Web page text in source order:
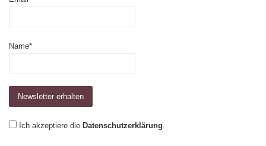
Name*
Ich akzeptiere die Datenschutzerklärung